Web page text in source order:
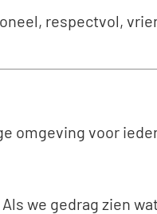
respectvol,
omgeving voor
we gedrag zien